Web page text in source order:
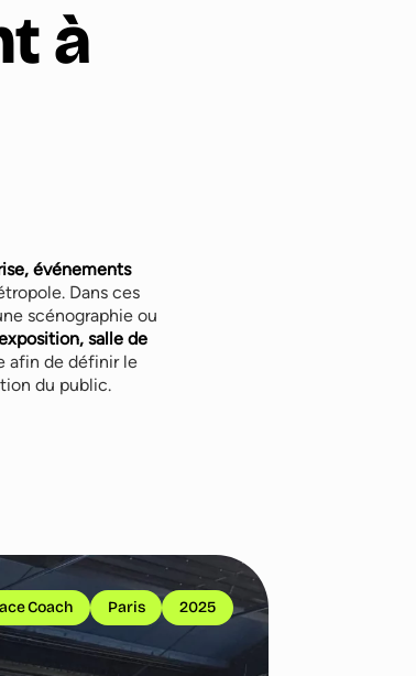
à
événements
Dans ces
scénographie ou
salle de
afin de définir le
du public.
Coach Paris 2025